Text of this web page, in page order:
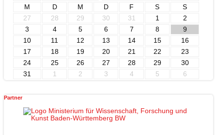
M D M D F S
S
27
28 29 30 31 1
2
3
4 5 6 7 8
9
10
11 12 13 14 15
16
17
18 19 20 21 22
23
24
25 26 27 28 29
30
31
1 2 3 4 5 6
Partner